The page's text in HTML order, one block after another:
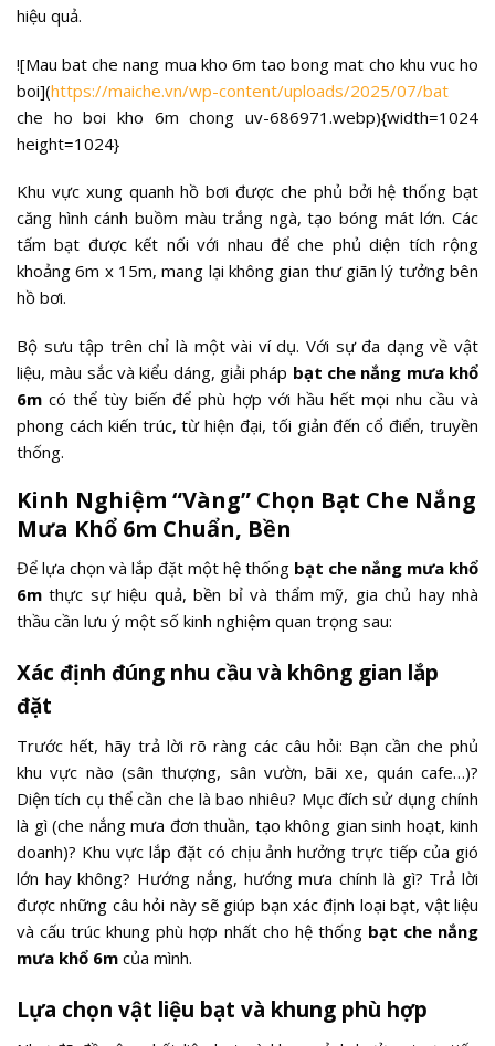
hiệu quả.
![Mau bat che nang mua kho 6m tao bong mat cho khu vuc ho
boi](https://maiche.vn/wp-content/uploads/2025/07/bat
che ho boi kho 6m chong uv-686971.webp){width=1024
height=1024}
Khu vực xung quanh hồ bơi được che phủ bởi hệ thống bạt
căng hình cánh buồm màu trắng ngà, tạo bóng mát lớn. Các
tấm bạt được kết nối với nhau để che phủ diện tích rộng
khoảng 6m x 15m, mang lại không gian thư giãn lý tưởng bên
hồ bơi.
Bộ sưu tập trên chỉ là một vài ví dụ. Với sự đa dạng về vật
liệu, màu sắc và kiểu dáng, giải pháp bạt che nắng mưa khổ
6m có thể tùy biến để phù hợp với hầu hết mọi nhu cầu và
phong cách kiến trúc, từ hiện đại, tối giản đến cổ điển, truyền
thống.
Kinh Nghiệm “Vàng” Chọn Bạt Che Nắng
Mưa Khổ 6m Chuẩn, Bền
Để lựa chọn và lắp đặt một hệ thống bạt che nắng mưa khổ
6m thực sự hiệu quả, bền bỉ và thẩm mỹ, gia chủ hay nhà
thầu cần lưu ý một số kinh nghiệm quan trọng sau:
Xác định đúng nhu cầu và không gian lắp
đặt
Trước hết, hãy trả lời rõ ràng các câu hỏi: Bạn cần che phủ
khu vực nào (sân thượng, sân vườn, bãi xe, quán cafe…)?
Diện tích cụ thể cần che là bao nhiêu? Mục đích sử dụng chính
là gì (che nắng mưa đơn thuần, tạo không gian sinh hoạt, kinh
doanh)? Khu vực lắp đặt có chịu ảnh hưởng trực tiếp của gió
lớn hay không? Hướng nắng, hướng mưa chính là gì? Trả lời
được những câu hỏi này sẽ giúp bạn xác định loại bạt, vật liệu
và cấu trúc khung phù hợp nhất cho hệ thống bạt che nắng
mưa khổ 6m của mình.
Lựa chọn vật liệu bạt và khung phù hợp